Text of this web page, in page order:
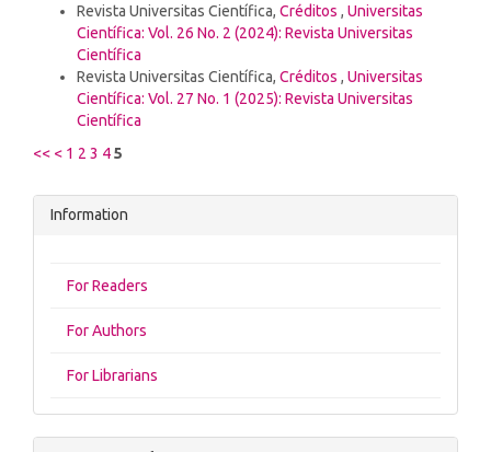
Revista Universitas Científica, Créditos , Universitas
Científica: Vol. 26 No. 2 (2024): Revista Universitas
Científica
Revista Universitas Científica, Créditos , Universitas
Científica: Vol. 27 No. 1 (2025): Revista Universitas
Científica
<< < 1 2 3 45
Information
For Readers
For Authors
For Librarians